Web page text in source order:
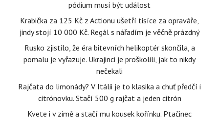
pódium musí být událost
Krabička za 125 Kč z Actionu ušetří tisíce za opraváře,
jindy stojí 10 000 Kč. Regál s nářadím je věčně prázdný
Rusko zjistilo, že éra bitevních helikoptér skončila, a
pomalu je vyřazuje. Ukrajinci je proškolili, jak to nikdy
nečekali
Rajčata do limonády? V Itálii je to klasika a chuť předčí i
citrónovku. Stačí 500 g rajčat a jeden citrón
Kvete i v zimě a stačí mu kousek kořínku. Ptačinec